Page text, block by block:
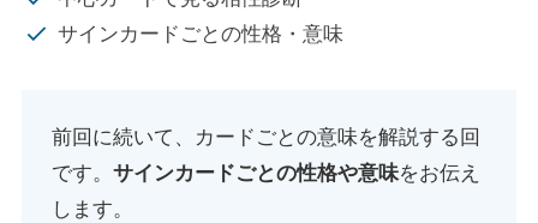
サインカードごとの性格・意味
前回に続いて、カードごとの意味を解説する回
です。サインカードごとの性格や意味をお伝え
します。